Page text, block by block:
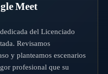
Meet
del Licenciado
Revisamos
y planteamos escenarios
profesional que su